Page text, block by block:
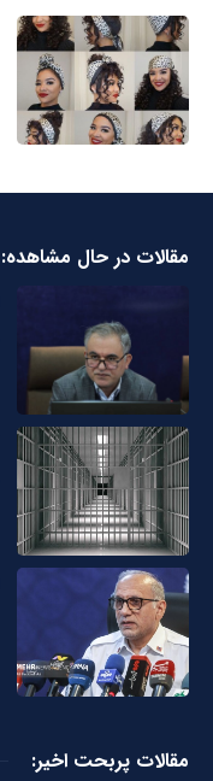
مقالات در حال مشاهده:
مقالات پربحت اخیر: